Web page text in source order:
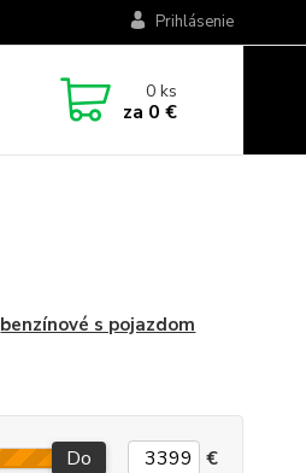
Prihlásenie
0ks
za 0 €
benzínové s pojazdom
Do €